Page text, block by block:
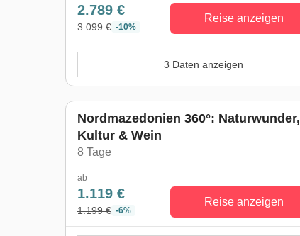
2.789 €
3.099 € -10%
Reise anzeigen
3 Daten anzeigen
Nordmazedonien 360°: Naturwunder,
Kultur & Wein
8 Tage
ab
1.119 €
1.199 € -6%
Reise anzeigen